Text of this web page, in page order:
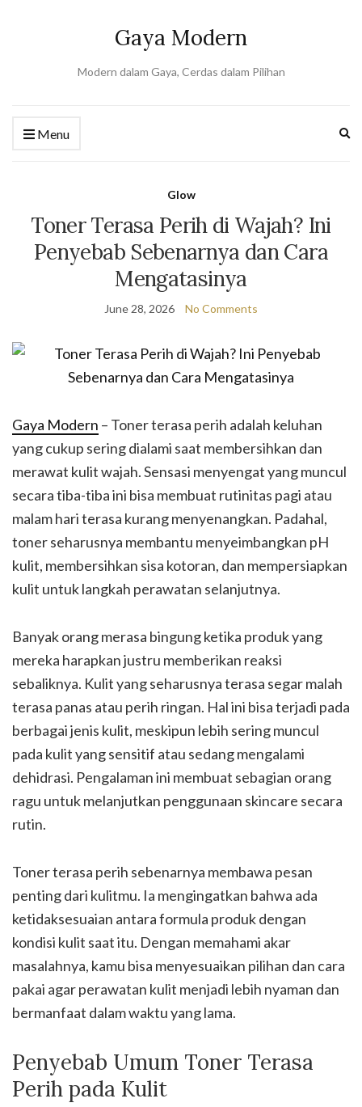
Gaya Modern
Modern dalam Gaya, Cerdas dalam Pilihan
Menu
Glow
Toner Terasa Perih di Wajah? Ini
Penyebab Sebenarnya dan Cara
Mengatasinya
June 28, 2026 No Comments
Gaya Modern – Toner terasa perih adalah keluhan
yang cukup sering dialami saat membersihkan dan
merawat kulit wajah. Sensasi menyengat yang muncul
secara tiba-tiba ini bisa membuat rutinitas pagi atau
malam hari terasa kurang menyenangkan. Padahal,
toner seharusnya membantu menyeimbangkan pH
kulit, membersihkan sisa kotoran, dan mempersiapkan
kulit untuk langkah perawatan selanjutnya.
Banyak orang merasa bingung ketika produk yang
mereka harapkan justru memberikan reaksi
sebaliknya. Kulit yang seharusnya terasa segar malah
terasa panas atau perih ringan. Hal ini bisa terjadi pada
berbagai jenis kulit, meskipun lebih sering muncul
pada kulit yang sensitif atau sedang mengalami
dehidrasi. Pengalaman ini membuat sebagian orang
ragu untuk melanjutkan penggunaan skincare secara
rutin.
Toner terasa perih sebenarnya membawa pesan
penting dari kulitmu. Ia mengingatkan bahwa ada
ketidaksesuaian antara formula produk dengan
kondisi kulit saat itu. Dengan memahami akar
masalahnya, kamu bisa menyesuaikan pilihan dan cara
pakai agar perawatan kulit menjadi lebih nyaman dan
bermanfaat dalam waktu yang lama.
Penyebab Umum Toner Terasa
Perih pada Kulit